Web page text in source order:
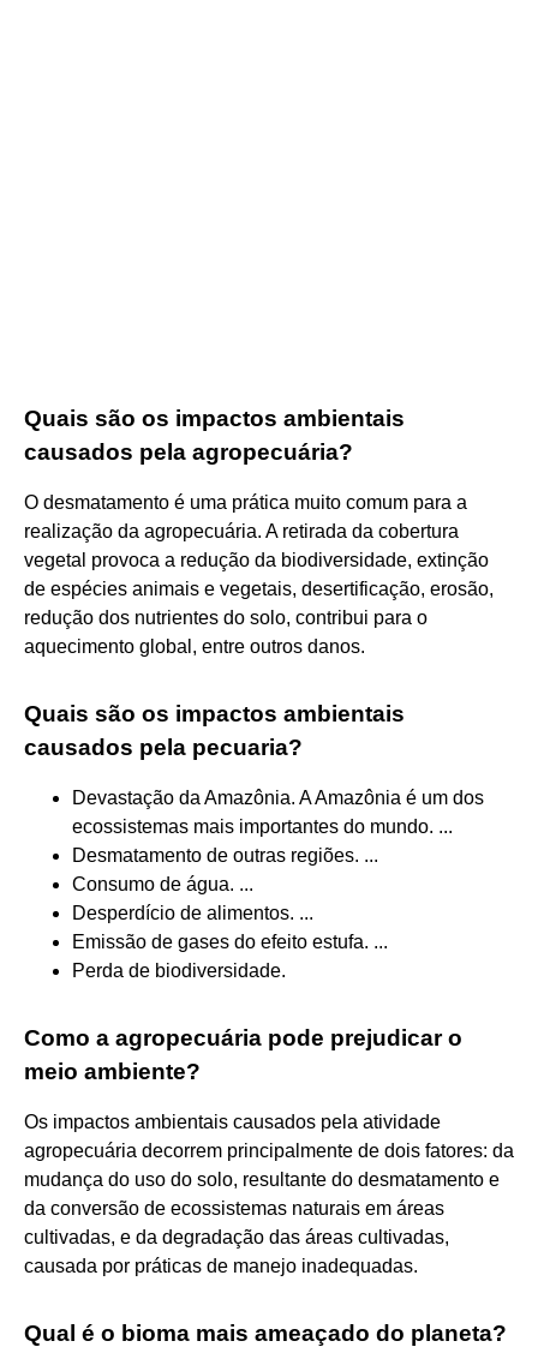
Quais são os impactos ambientais
causados pela agropecuária?
O desmatamento é uma prática muito comum para a
realização da agropecuária. A retirada da cobertura
vegetal provoca a redução da biodiversidade, extinção
de espécies animais e vegetais, desertificação, erosão,
redução dos nutrientes do solo, contribui para o
aquecimento global, entre outros danos.
Quais são os impactos ambientais
causados pela pecuaria?
Devastação da Amazônia. A Amazônia é um dos
ecossistemas mais importantes do mundo. ...
Desmatamento de outras regiões. ...
Consumo de água. ...
Desperdício de alimentos. ...
Emissão de gases do efeito estufa. ...
Perda de biodiversidade.
Como a agropecuária pode prejudicar o
meio ambiente?
Os impactos ambientais causados pela atividade
agropecuária decorrem principalmente de dois fatores: da
mudança do uso do solo, resultante do desmatamento e
da conversão de ecossistemas naturais em áreas
cultivadas, e da degradação das áreas cultivadas,
causada por práticas de manejo inadequadas.
Qual é o bioma mais ameaçado do planeta?